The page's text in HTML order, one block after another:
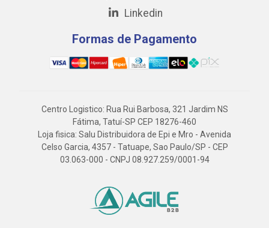
Linkedin
Formas de Pagamento
Centro Logistico: Rua Rui Barbosa, 321 Jardim NS
Fátima, Tatuí-SP CEP 18276-460
Loja fisica: Salu Distribuidora de Epi e Mro - Avenida
Celso Garcia, 4357 - Tatuape, Sao Paulo/SP - CEP
03.063-000 - CNPJ 08.927.259/0001-94